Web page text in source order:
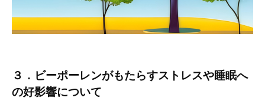
３．ビーポーレンがもたらすストレスや睡眠へ
の好影響について